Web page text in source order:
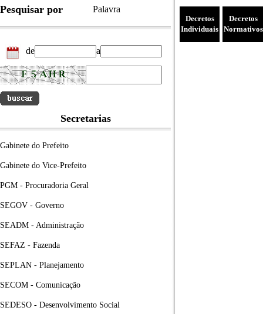
Pesquisar por Palavra
de a
Secretarias
Gabinete do Prefeito
Gabinete do Vice-Prefeito
PGM - Procuradoria Geral
SEGOV - Governo
SEADM - Administração
SEFAZ - Fazenda
SEPLAN - Planejamento
SECOM - Comunicação
SEDESO - Desenvolvimento Social
Decretos
Individuais
Decretos
Normativos